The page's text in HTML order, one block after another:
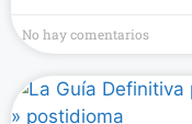
No hay comentarios